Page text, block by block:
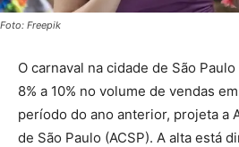
Foto: Freepik
O carnaval na cidade de São
8% a 10% no volume de vendas
período do ano anterior, projeta a
de São Paulo (ACSP). A alta está